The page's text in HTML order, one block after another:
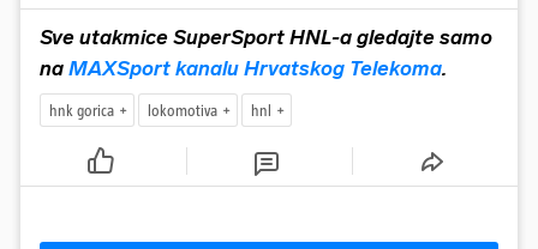
Sve utakmice SuperSport HNL-a gledajte samo
na MAXSport kanalu Hrvatskog Telekoma.
hnk gorica lokomotiva hnl